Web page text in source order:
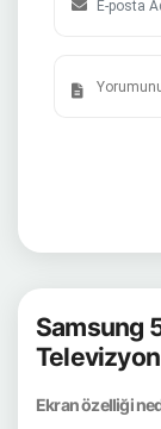
Samsung
Televizyon
Ekran özelliği